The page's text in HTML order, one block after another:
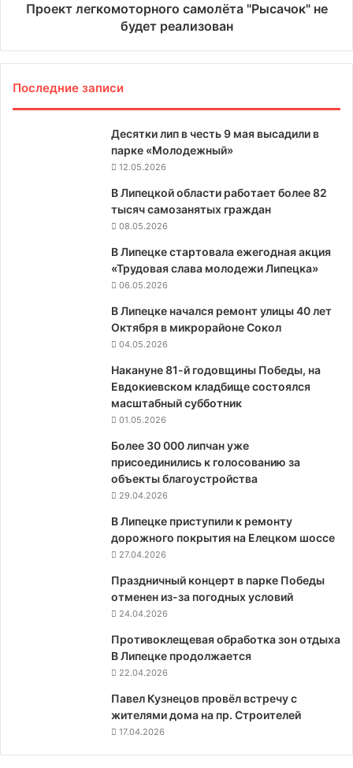
Проект легкомоторного самолёта "Рысачок" не
будет реализован
Последние записи
Десятки лип в честь 9 мая высадили в
парке «Молодежный»
12.05.2026
В Липецкой области работает более 82
тысяч самозанятых граждан
08.05.2026
В Липецке стартовала ежегодная акция
«Трудовая слава молодежи Липецка»
06.05.2026
В Липецке начался ремонт улицы 40 лет
Октября в микрорайоне Сокол
04.05.2026
Накануне 81-й годовщины Победы, на
Евдокиевском кладбище состоялся
масштабный субботник
01.05.2026
Более 30 000 липчан уже
присоединились к голосованию за
объекты благоустройства
29.04.2026
В Липецке приступили к ремонту
дорожного покрытия на Елецком шоссе
27.04.2026
Праздничный концерт в парке Победы
отменен из-за погодных условий
24.04.2026
Противоклещевая обработка зон отдыха
В Липецке продолжается
22.04.2026
Павел Кузнецов провёл встречу с
жителями дома на пр. Строителей
17.04.2026